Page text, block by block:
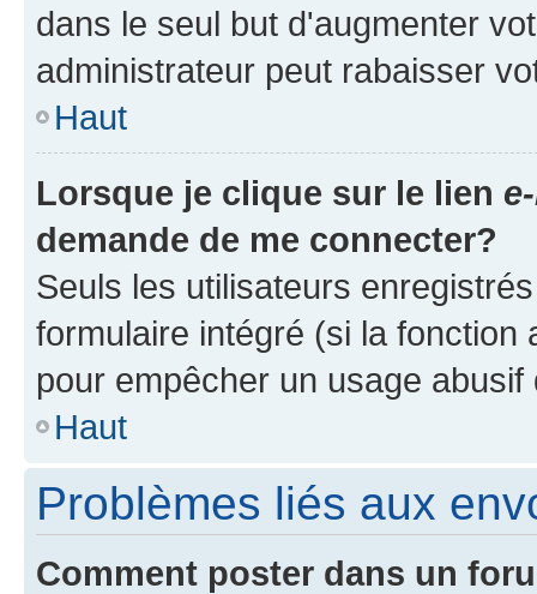
dans le seul but d'augmenter
administrateur peut rabaisser
Haut
Lorsque je clique sur le lien
demande de me connecter?
Seuls les utilisateurs
formulaire intégré (si la
pour empêcher un usage
Haut
Problèmes liés aux
Comment poster dans un